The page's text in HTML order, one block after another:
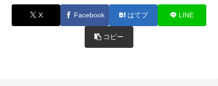
X Facebook はてブ LINE
コピー